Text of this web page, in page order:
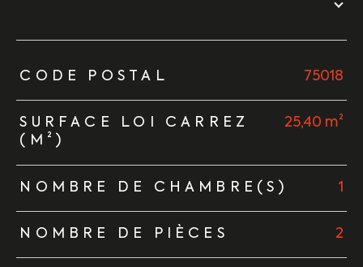
TRAD_ZEPHYR_Caracteristique TRAD_ZEPHYR_Valeurs
CODE POSTAL 75018
SURFACE LOI CARREZ
(M²)
25,40 m²
NOMBRE DE CHAMBRE(S) 1
NOMBRE DE PIÈCES 2